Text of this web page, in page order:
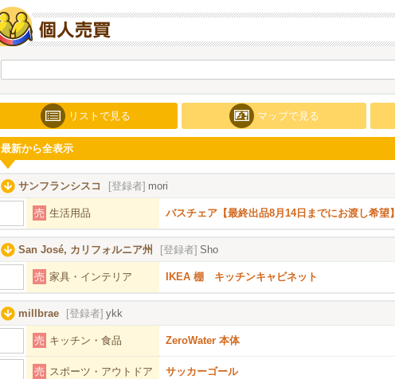
リストで見る マップで見る
最新から全表示
サンフランシスコ [登録者] mori
売 生活用品 バスチェア【最終出品8月14日までにお渡し希望】
San José, カリフォルニア州 [登録者] Sho
売 家具・インテリア IKEA 棚 キッチンキャビネット
millbrae [登録者] ykk
売 キッチン・食品 ZeroWater 本体
売 スポーツ・アウトドア サッカーゴール